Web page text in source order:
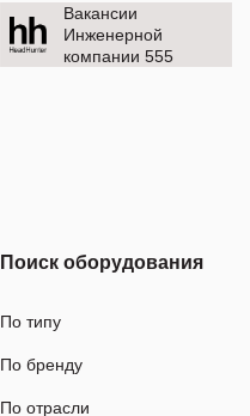
Вакансии
Инженерной
компании 555
Поиск оборудования
По типу
По бренду
По отрасли